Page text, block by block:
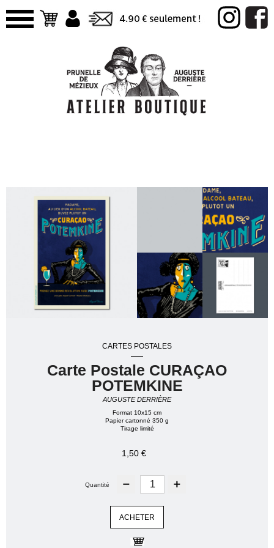
CARTES POSTALES
Carte Postale CURAÇAO
POTEMKINE
AUGUSTE DERRIÈRE
Format 10x15 cm
Papier cartonné 350 g
Tirage limité
1,50 €
Quantité
ACHETER